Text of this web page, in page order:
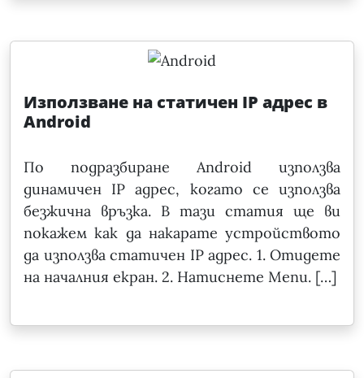
Използване на статичен IP адрес в
Android
По подразбиране Android използва
динамичен IP адрес, когато се използва
безжична връзка. В тази статия ще ви
покажем как да накарате устройството
да използва статичен IP адрес. 1. Отидете
на началния екран. 2. Натиснете Menu. […]